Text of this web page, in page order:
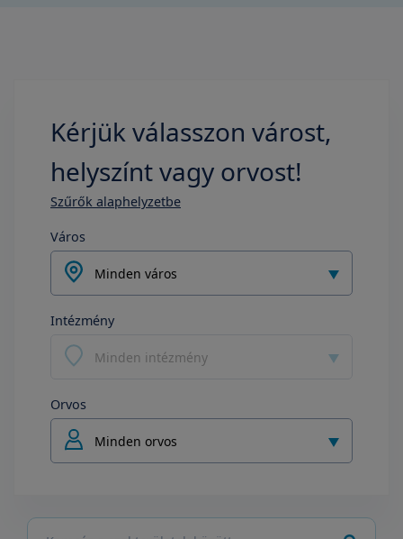
Kérjük válasszon várost,
helyszínt vagy orvost!
Szűrők alaphelyzetbe
Város
Minden város
Intézmény
Minden intézmény
Orvos
Minden orvos